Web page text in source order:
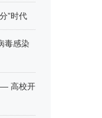
”时代
毒感染
高校开